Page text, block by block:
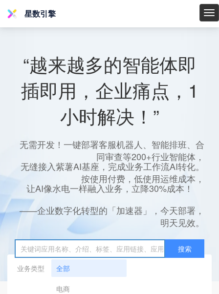
星
星数引擎
“越来越多的智能体即
插即用，企业痛点，1
小时解决！”
无需开发！一键部署客服机器人、智能排班、合
同审查等200+行业智能体，
无缝接入紫薯AI基座，完成业务工作流AI转化。
按使用付费，低使用运维成本，
让AI像水电一样融入业务，立降30%成本！
——企业数字化转型的「加速器」，今天部署，
明天见效。
搜索
业务类型
全部
电商